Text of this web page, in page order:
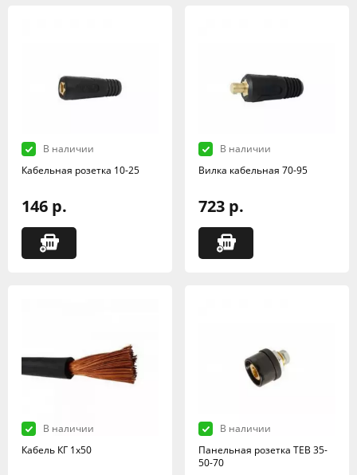
В наличии
Кабельная розетка 10-25
146 р.
В наличии
Вилка кабельная 70-95
723 р.
В наличии
Кабель КГ 1х50
В наличии
Панельная розетка TEB 35-
50-70